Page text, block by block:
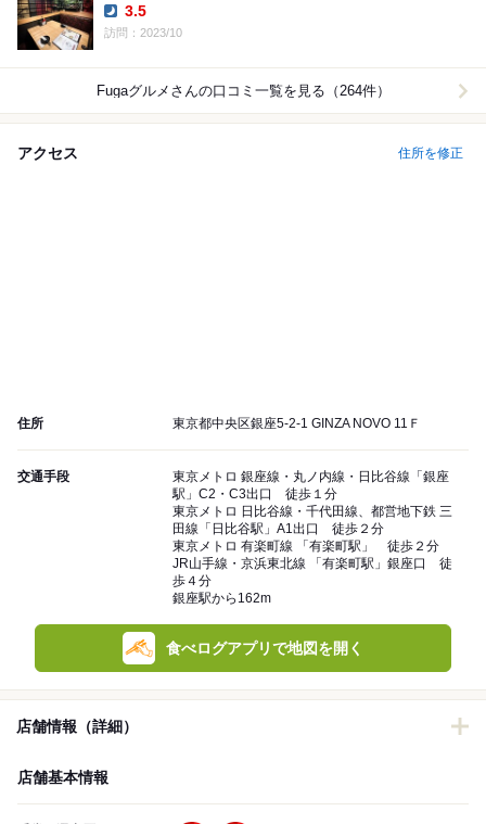
Dinner:
3.5
訪問：2023/10
Fugaグルメ さんの口コミ一覧を見る（264件）
アクセス 住所を修正
住所 東京都中央区銀座5-2-1 GINZA NOVO 11Ｆ
交通手段
東京メトロ 銀座線・丸ノ内線・日比谷線「銀座
駅」C2・C3出口 徒歩１分
東京メトロ 日比谷線・千代田線、都営地下鉄 三
田線「日比谷駅」A1出口 徒歩２分
東京メトロ 有楽町線 「有楽町駅」 徒歩２分
JR山手線・京浜東北線 「有楽町駅」銀座口 徒
歩４分
銀座駅から162m
食べログアプリで地図を開く
店舗情報（詳細）
店舗基本情報